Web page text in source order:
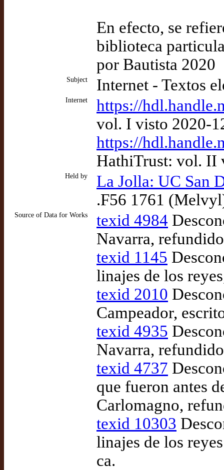
En efecto, se
biblioteca
por Bautista 2020
Subject Internet - Textos
Internet
https://
vol. I visto 2020-
https://
HathiTrust: vol. II
Held by
La Jolla: UC San
.F56 1761
Source of Data for Works texid 4984
Navarra,
texid 1145
linajes de los
texid 2010
Campeador,
texid 4935
Navarra,
texid 4737
que fueron antes
Carlomagno,
texid 10303
linajes de los
ca.